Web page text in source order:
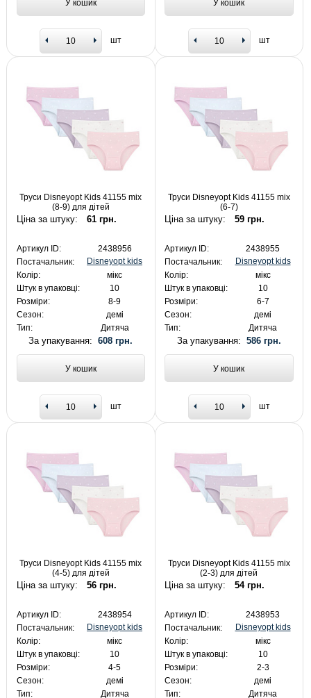
У кошик
шт
У кошик
шт
Труси Disneyopt Kids 41155 mix
(8-9) для дітей
Ціна за штуку: 61 грн.
Артикул ID:
2438956
Постачальник:
Disneyopt kids
Колір:
мікс
Штук в упаковці:
10
Розміри:
8-9
Сезон:
демі
Тип:
Дитяча
За упакування:608 грн.
У кошик
шт
Труси Disneyopt Kids 41155 mix
(6-7)
Ціна за штуку: 59 грн.
Артикул ID:
2438955
Постачальник:
Disneyopt kids
Колір:
мікс
Штук в упаковці:
10
Розміри:
6-7
Сезон:
демі
Тип:
Дитяча
За упакування: 586 грн.
У кошик
шт
Труси Disneyopt Kids 41155 mix
(4-5) для дітей
Ціна за штуку: 56 грн.
Артикул ID:
2438954
Постачальник:
Disneyopt kids
Колір:
мікс
Штук в упаковці:
10
Розміри:
4-5
Сезон:
демі
Тип:
Дитяча
Труси Disneyopt Kids 41155 mix
(2-3) для дітей
Ціна за штуку: 54 грн.
Артикул ID:
2438953
Постачальник:
Disneyopt kids
Колір:
мікс
Штук в упаковці:
10
Розміри:
2-3
Сезон:
демі
Тип:
Дитяча